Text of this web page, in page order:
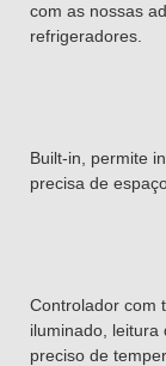
com as nossas
refrigeradores.
Built-in, permite
precisa de
Controlador com
iluminado, leitura
preciso de